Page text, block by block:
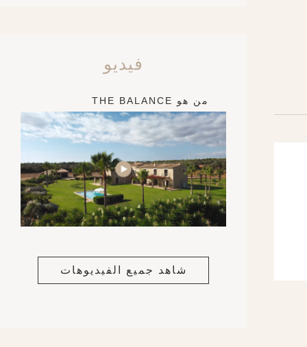
فيديو
من هو THE BALANCE
شاهد جميع الفيديوهات